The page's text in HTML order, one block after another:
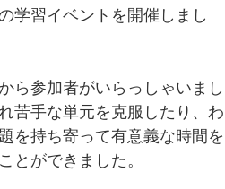
学習イベントを開催しまし
ら参加者がいらっしゃいまし
苦手な単元を克服したり、わ
を持ち寄って有意義な時間を
とができました。